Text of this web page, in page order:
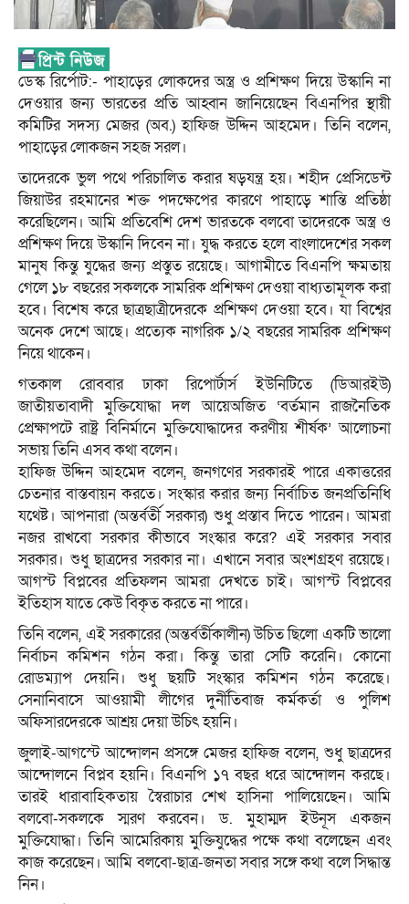
ডেস্ক রির্পোট:- পাহাড়ের লোকদের অস্ত্র ও প্রশিক্ষণ দিয়ে উস্কানি না
দেওয়ার জন্য ভারতের প্রতি আহ্বান জানিয়েছেন বিএনপির স্থায়ী
কমিটির সদস্য মেজর (অব.) হাফিজ উদ্দিন আহমেদ। তিনি বলেন,
পাহাড়ের লোকজন সহজ সরল।
তাদেরকে ভুল পথে পরিচালিত করার ষড়যন্ত্র হয়। শহীদ প্রেসিডেন্ট
জিয়াউর রহমানের শক্ত পদক্ষেপের কারণে পাহাড়ে শান্তি প্রতিষ্ঠা
করেছিলেন। আমি প্রতিবেশি দেশ ভারতকে বলবো তাদেরকে অস্ত্র ও
প্রশিক্ষণ দিয়ে উস্কানি দিবেন না। যুদ্ধ করতে হলে বাংলাদেশের সকল
মানুষ কিন্তু যুদ্ধের জন্য প্রস্তুত রয়েছে। আগামীতে বিএনপি ক্ষমতায়
গেলে ১৮ বছরের সকলকে সামরিক প্রশিক্ষণ দেওয়া বাধ্যতামূলক করা
হবে। বিশেষ করে ছাত্রছাত্রীদেরকে প্রশিক্ষণ দেওয়া হবে। যা বিশ্বের
অনেক দেশে আছে। প্রত্যেক নাগরিক ১/২ বছরের সামরিক প্রশিক্ষণ
নিয়ে থাকেন।
গতকাল রোববার ঢাকা রিপোর্টার্স ইউনিটিতে (ডিআরইউ)
জাতীয়তাবাদী মুক্তিযোদ্ধা দল আয়েঅজিত ‘বর্তমান রাজনৈতিক
প্রেক্ষাপটে রাষ্ট্র বিনির্মানে মুক্তিযোদ্ধাদের করণীয় শীর্ষক’ আলোচনা
সভায় তিনি এসব কথা বলেন।
হাফিজ উদ্দিন আহমেদ বলেন, জনগণের সরকারই পারে একাত্তরের
চেতনার বাস্তবায়ন করতে। সংস্কার করার জন্য নির্বাচিত জনপ্রতিনিধি
যথেষ্ট। আপনারা (অন্তর্বর্তী সরকার) শুধু প্রস্তাব দিতে পারেন। আমরা
নজর রাখবো সরকার কীভাবে সংস্কার করে? এই সরকার সবার
সরকার। শুধু ছাত্রদের সরকার না। এখানে সবার অংশগ্রহণ রয়েছে।
আগস্ট বিপ্লবের প্রতিফলন আমরা দেখতে চাই। আগস্ট বিপ্লবের
ইতিহাস যাতে কেউ বিকৃত করতে না পারে।
তিনি বলেন, এই সরকারের (অন্তর্বর্তীকালীন) উচিত ছিলো একটি ভালো
নির্বাচন কমিশন গঠন করা। কিন্তু তারা সেটি করেনি। কোনো
রোডম্যাপ দেয়নি। শুধু ছয়টি সংস্কার কমিশন গঠন করেছে।
সেনানিবাসে আওয়ামী লীগের দুর্নীতিবাজ কর্মকর্তা ও পুলিশ
অফিসারদেরকে আশ্রয় দেয়া উচিৎ হয়নি।
জুলাই-আগস্টে আন্দোলন প্রসঙ্গে মেজর হাফিজ বলেন, শুধু ছাত্রদের
আন্দোলনে বিপ্লব হয়নি। বিএনপি ১৭ বছর ধরে আন্দোলন করছে।
তারই ধারাবাহিকতায় স্বৈরাচার শেখ হাসিনা পালিয়েছেন। আমি
বলবো-সকলকে স্মরণ করবেন। ড. মুহাম্মদ ইউনূস একজন
মুক্তিযোদ্ধা। তিনি আমেরিকায় মুক্তিযুদ্ধের পক্ষে কথা বলেছেন এবং
কাজ করেছেন। আমি বলবো-ছাত্র-জনতা সবার সঙ্গে কথা বলে সিদ্ধান্ত
নিন।